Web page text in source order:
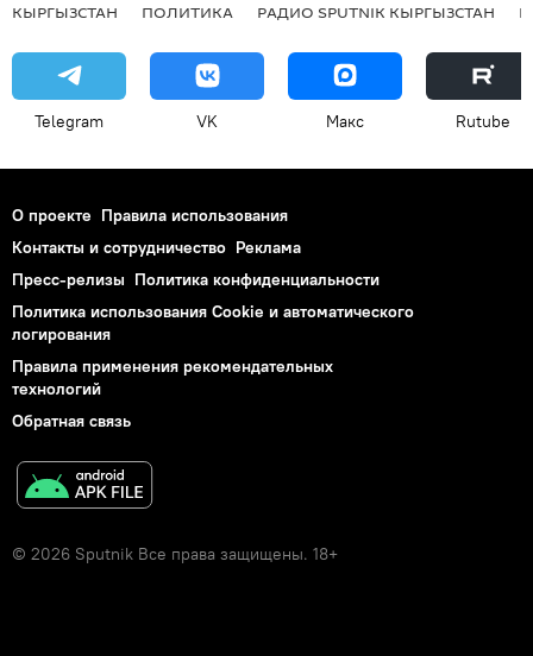
КЫРГЫЗСТАН ПОЛИТИКА РАДИО SPUTNIK КЫРГЫЗСТАН
Telegram VK Макс Rutube
О проекте Правила использования
Контакты и сотрудничество Реклама
Пресс-релизы Политика конфиденциальности
Политика использования Cookie и автоматического
логирования
Правила применения рекомендательных
технологий
Обратная связь
© 2026 Sputnik Все права защищены. 18+